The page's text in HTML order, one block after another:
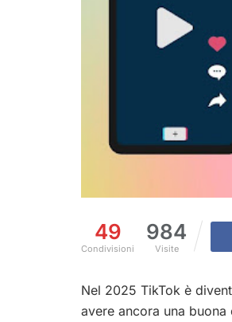
49
Condivisioni
984
Visite
Nel 2025 TikTok è
avere ancora una